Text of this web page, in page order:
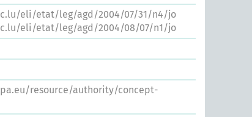
eli/etat/leg/agd/2004/07/31/n4/jo
eli/etat/leg/agd/2004/08/07/n1/jo
resource/authority/concept-